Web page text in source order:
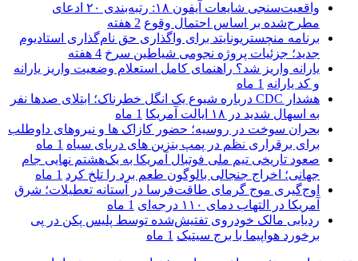
واقعیت‌سنجی شایعات آیفون ۱۸: رتبه‌بندی ۲۰ ادعای
مطرح‌شده بر اساس احتمال وقوع 2 هفته
برنامه منچستریونایتد برای واگذاری حق نام‌گذاری استادیوم
جدید؛ جزئیات پروژه نجومی شیاطین سرخ 4 هفته
یارانه واریز شد؟ راهنمای کامل استعلام وضعیت واریز یارانه
و کد یارانه 1 ماه
هشدار CDC درباره شیوع یک انگل خطرناک؛ ابتلای صدها نفر
به اسهال شدید در ۱۸ ایالت آمریکا
1 ماه
بحران سوخت در روسیه؛ حضور کازاک‌ ها و نیروهای داوطلب
برای برقراری نظم در پمپ بنزین‌ های دریای سیاه 1 ماه
صعود تاریخی تیم ملی فوتبال آمریکا به یک‌هشتم نهایی جام
جهانی؛ اخراج جنجالی بالوگون طعم برد را تلخ کرد 1 ماه
اوج‌گیری موج گرمای طاقت‌فرسا در آستانه تعطیلات؛ شرق
آمریکا در التهاب دمای ۱۱۰ درجه‌ای
1 ماه
ردیابی مالک خودروی تفتیش‌شده توسط پلیس پکن در پی
برخورد هواپیما با برج سیتیک 1 ماه